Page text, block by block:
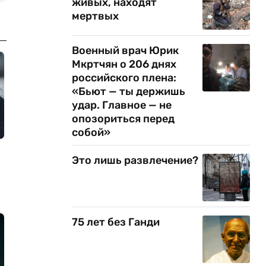
мертвых
Военный врач Юрик
Мкртчян о 206 днях
российского плена:
«Бьют — ты держишь
удар. Главное — не
опозориться перед
собой»
Это лишь развлечение?
75 лет без Ганди